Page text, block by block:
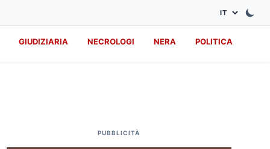
GIUDIZIARIA NECROLOGI NERA POLITICA
PUBBLICITÀ